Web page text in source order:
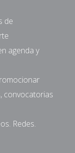
de
agenda y
convocatorias
Redes.